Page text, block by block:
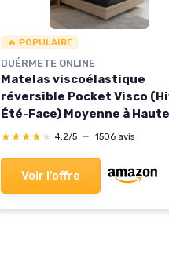
🔥 POPULAIRE
DUÉRMETE ONLINE
Matelas viscoélastique
réversible Pocket Visco
Été-Face) Moyenne à Haute
fermeté, épaisseur 20 cm,
180x200 180 x 200 cm
Blanc/Noir
★★★★★
★★★★★ 4,2/5 — 1506 avis
Voir l'offre